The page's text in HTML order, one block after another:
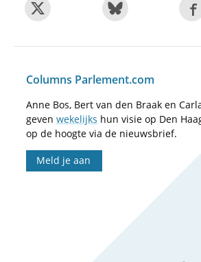
Columns Parlement.com
Anne Bos, Bert van den Braak en
geven wekelijks hun visie op Den
op de hoogte via de nieuwsbrief.
Meld je aan